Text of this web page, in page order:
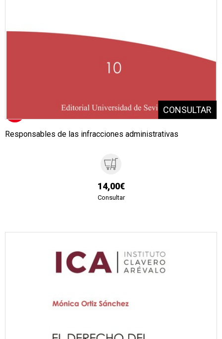
Responsables de las infracciones administrativas
14,00€
Consultar